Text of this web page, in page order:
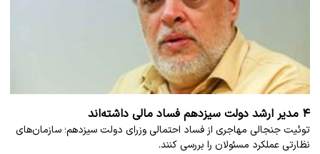
۴ مدیر ارشد دولت سیزدهم فساد مالی داشته‌اند
توئیت جنجالی مهاجری از فساد احتمالی وزرای دولت سیزدهم؛ سازمان‌های
نظارتی عملکرد مسئولان را بررسی کنند.